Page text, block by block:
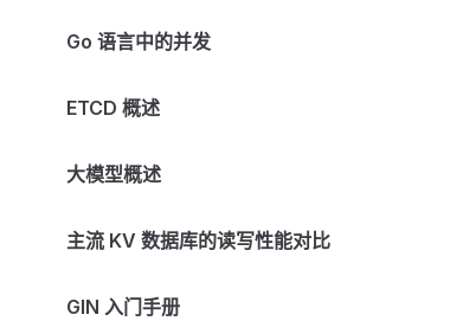
Go 语言中的并发
ETCD 概述
大模型概述
主流 KV 数据库的读写性能对比
GIN 入门手册